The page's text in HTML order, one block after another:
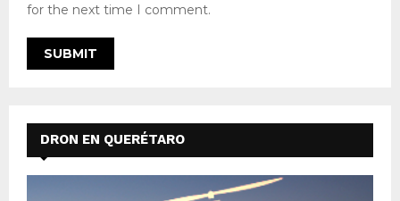
for the next time I comment.
DRON EN QUERÉTARO